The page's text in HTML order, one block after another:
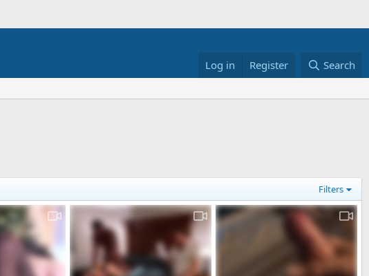
Log in Register Search
Filters